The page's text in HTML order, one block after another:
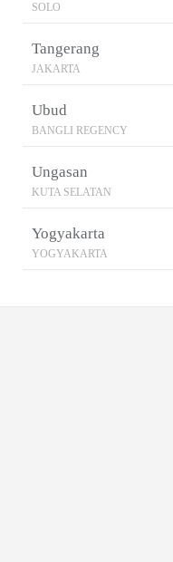
SOLO
Tangerang
JAKARTA
Ubud
BANGLI REGENCY
Ungasan
KUTA SELATAN
Yogyakarta
YOGYAKARTA